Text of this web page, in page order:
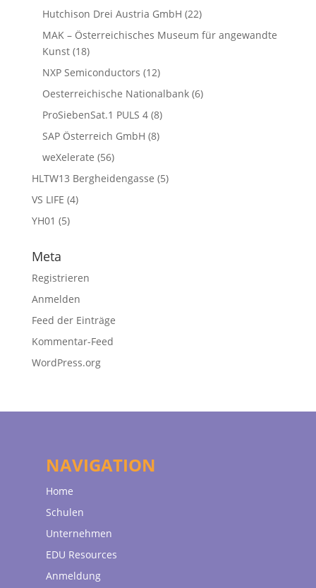
Hutchison Drei Austria GmbH (22)
MAK – Österreichisches Museum für angewandte
Kunst(18)
NXP Semiconductors (12)
Oesterreichische Nationalbank(6)
ProSiebenSat.1 PULS 4(8)
SAP Österreich GmbH (8)
weXelerate (56)
HLTW13 Bergheidengasse (5)
VS LIFE (4)
YH01 (5)
Meta
Registrieren
Anmelden
Feed der Einträge
Kommentar-Feed
WordPress.org
NAVIGATION
Home
Schulen
Unternehmen
EDU Resources
Anmeldung